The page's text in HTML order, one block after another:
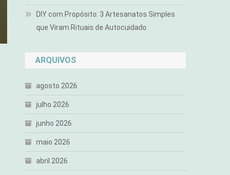
DIY com Propósito: 3 Artesanatos Simples
que Viram Rituais de Autocuidado
ARQUIVOS
agosto 2026
julho 2026
junho 2026
maio 2026
abril 2026